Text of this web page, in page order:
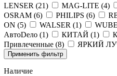
LENSER (21) MAG-LITE (4)
OSRAM (6) PHILIPS (6)
ON (5) WALSER (1)
АвтоDело (1) КИТАЙ (1)
Привлеченные (8) ЯРКИЙ
Применить фильтр
Наличие